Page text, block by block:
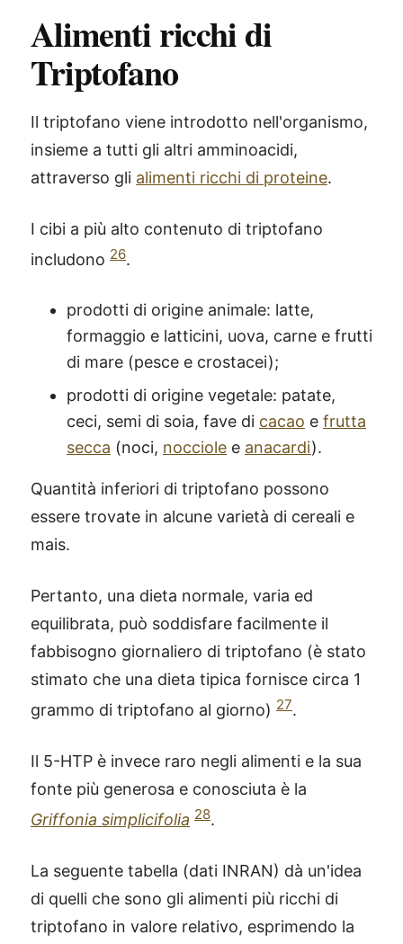
Alimenti ricchi di
Triptofano
Il triptofano viene introdotto nell'organismo,
insieme a tutti gli altri amminoacidi,
attraverso gli alimenti ricchi di proteine.
I cibi a più alto contenuto di triptofano
includono 26.
prodotti di origine animale: latte,
formaggio e latticini, uova, carne e frutti
di mare (pesce e crostacei);
prodotti di origine vegetale: patate,
ceci, semi di soia, fave di cacao e frutta
secca (noci, nocciole e anacardi).
Quantità inferiori di triptofano possono
essere trovate in alcune varietà di cereali e
mais.
Pertanto, una dieta normale, varia ed
equilibrata, può soddisfare facilmente il
fabbisogno giornaliero di triptofano (è stato
stimato che una dieta tipica fornisce circa 1
grammo di triptofano al giorno) 27.
Il 5-HTP è invece raro negli alimenti e la sua
fonte più generosa e conosciuta è la
Griffonia simplicifolia 28.
La seguente tabella (dati INRAN) dà un'idea
di quelli che sono gli alimenti più ricchi di
triptofano in valore relativo, esprimendo la